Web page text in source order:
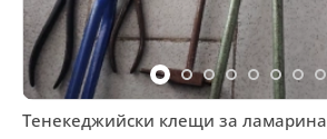
Тенекеджийски клещи за ламарина